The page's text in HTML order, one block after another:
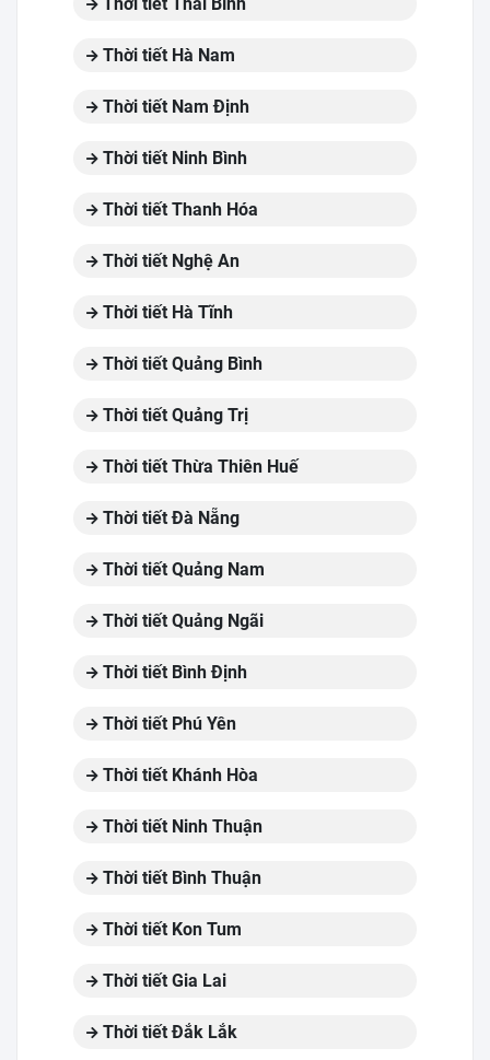
Thời tiết Hà Nam
Thời tiết Nam Định
Thời tiết Ninh Bình
Thời tiết Thanh Hóa
Thời tiết Nghệ An
Thời tiết Hà Tĩnh
Thời tiết Quảng Bình
Thời tiết Quảng Trị
Thời tiết Thừa Thiên Huế
Thời tiết Đà Nẵng
Thời tiết Quảng Nam
Thời tiết Quảng Ngãi
Thời tiết Bình Định
Thời tiết Phú Yên
Thời tiết Khánh Hòa
Thời tiết Ninh Thuận
Thời tiết Bình Thuận
Thời tiết Kon Tum
Thời tiết Gia Lai
Thời tiết Đắk Lắk